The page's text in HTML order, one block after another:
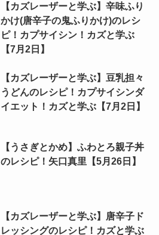
【カズレーザーと学ぶ】辛味ふり
かけ(唐辛子の鬼ふりかけ)のレシ
ピ！カプサイシン！カズと学ぶ
【7月2日】
【カズレーザーと学ぶ】豆乳担々
うどんのレシピ！カプサイシンダ
イエット！カズと学ぶ【7月2日】
【うさぎとかめ】ふわとろ親子丼
のレシピ！矢口真里【5月26日】
【カズレーザーと学ぶ】唐辛子ド
レッシングのレシピ！カズと学ぶ